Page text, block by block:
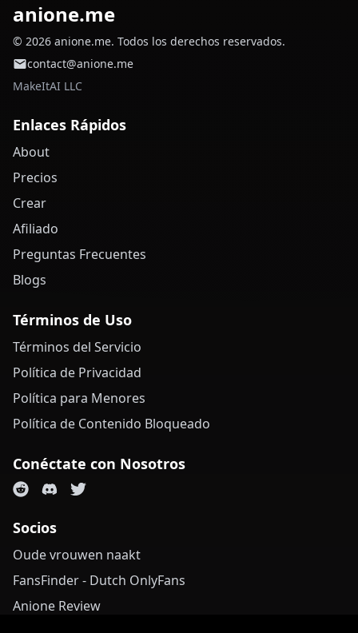
anione.me
© 2026 anione.me. Todos los derechos reservados.
contact@anione.me
MakeItAI LLC
Enlaces Rápidos
About
Precios
Crear
Afiliado
Preguntas Frecuentes
Blogs
Términos de Uso
Términos del Servicio
Política de Privacidad
Política para Menores
Política de Contenido Bloqueado
Conéctate con Nosotros
Socios
Oude vrouwen naakt
FansFinder - Dutch OnlyFans
Anione Review